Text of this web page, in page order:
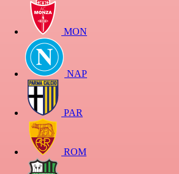
MON
NAP
PAR
ROM